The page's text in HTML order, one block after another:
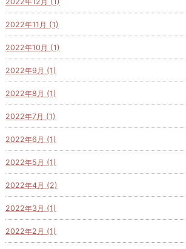
2022年11月 (1)
2022年10月 (1)
2022年9月 (1)
2022年8月 (1)
2022年7月 (1)
2022年6月 (1)
2022年5月 (1)
2022年4月 (2)
2022年3月 (1)
2022年2月 (1)